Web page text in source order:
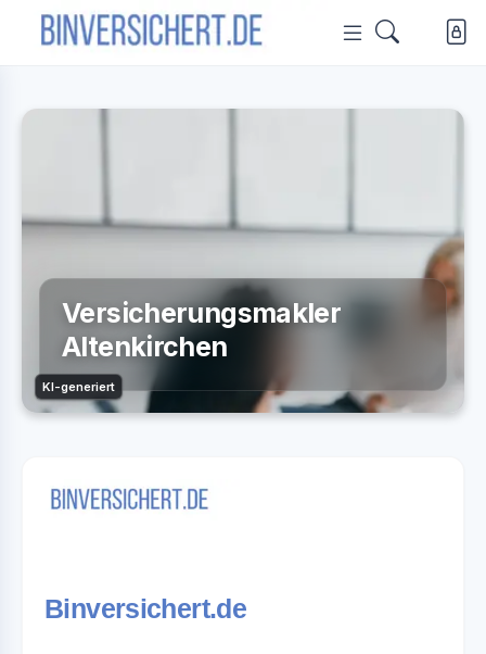
KI-generiert
Versicherungsmakler
Altenkirchen
Binversichert.de